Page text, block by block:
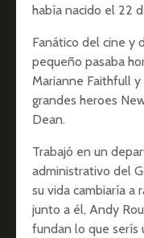
había nacido el 22
Fanático del cine y
pequeño pasaba
Marianne Faithfull
grandes heroes
Dean.
Trabajó en un
administrativo del
su vida cambiaría a
junto a él, Andy
fundan lo que serís